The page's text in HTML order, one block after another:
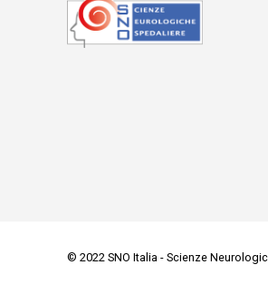
© 2022 SNO Italia - Scienze